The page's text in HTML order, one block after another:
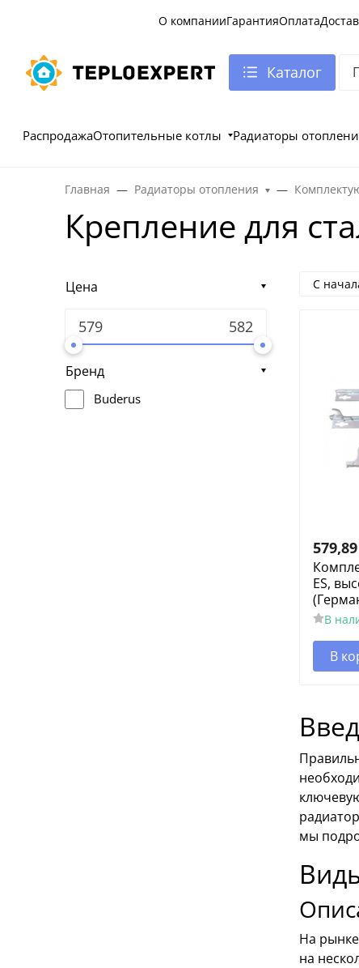
О компанииГарантияОплата
Каталог
РаспродажаОтопительные котлы Радиаторы
Главная Радиаторы отопления
Крепление для
Цена
Бренд
Buderus
С
579,89
ES,
В
В
мы
На
на